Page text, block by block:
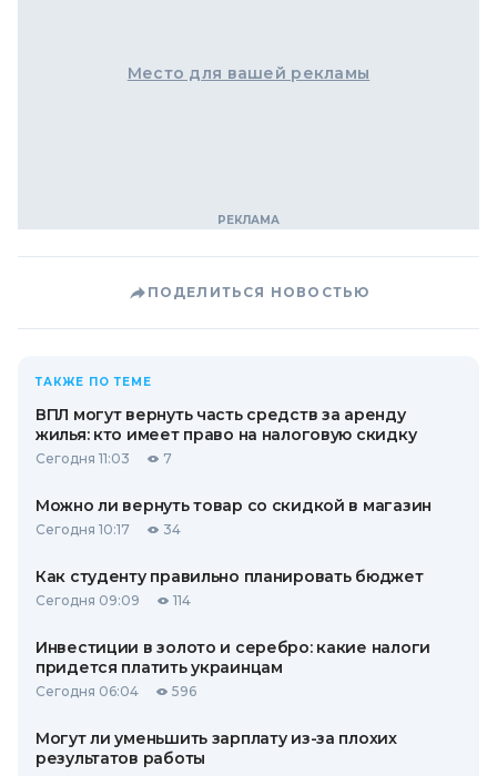
Место для вашей рекламы
ПОДЕЛИТЬСЯ НОВОСТЬЮ
ТАКЖЕ ПО ТЕМЕ
ВПЛ могут вернуть часть средств за аренду
жилья: кто имеет право на налоговую скидку
Сегодня 11:03 7
Можно ли вернуть товар со скидкой в ​​магазин
Сегодня 10:17 34
Как студенту правильно планировать бюджет
Сегодня 09:09 114
Инвестиции в золото и серебро: какие налоги
придется платить украинцам
Сегодня 06:04 596
Могут ли уменьшить зарплату из-за плохих
результатов работы